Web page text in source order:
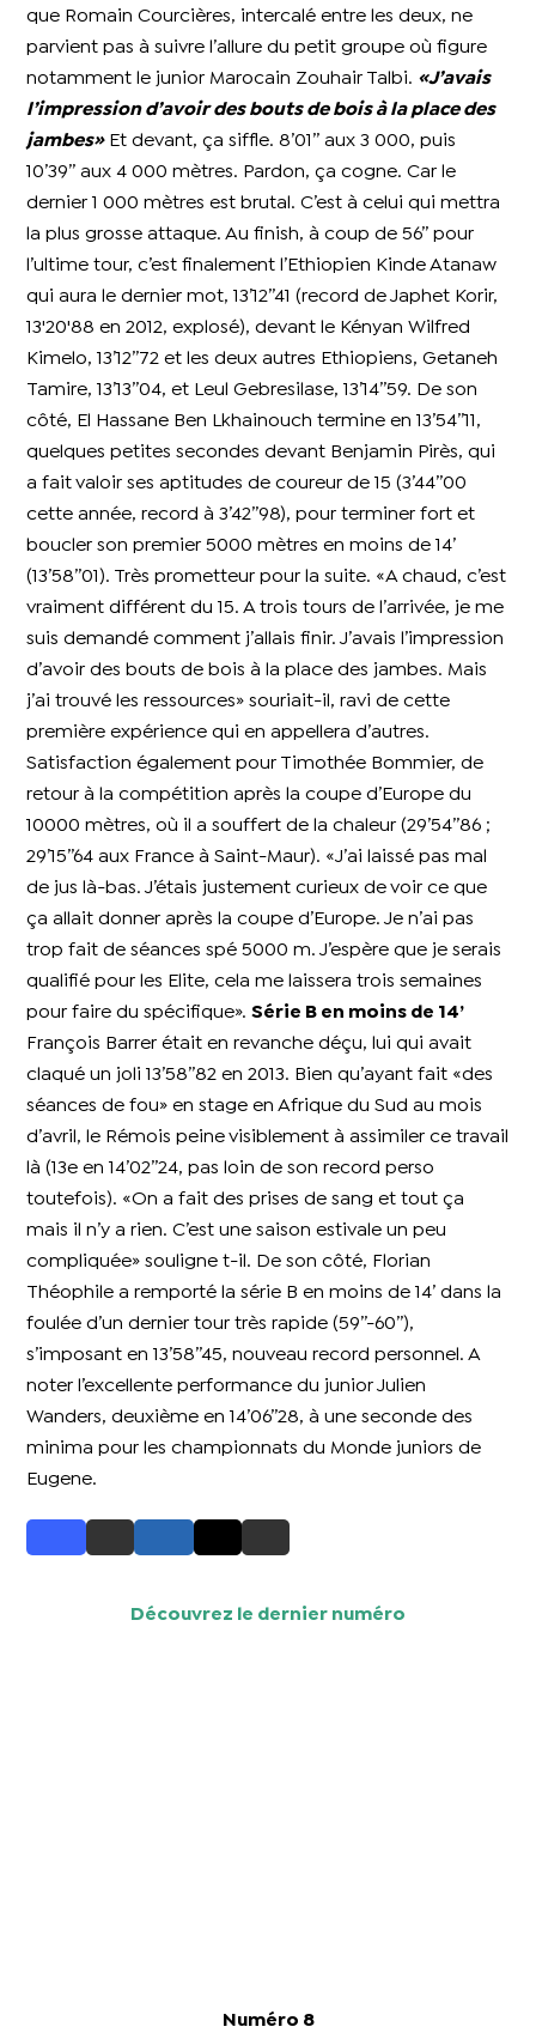
que Romain Courcières, intercalé entre les deux, ne
parvient pas à suivre l’allure du petit groupe où figure
notamment le junior Marocain Zouhair Talbi. «J’avais
l’impression d’avoir des bouts de bois à la place des
jambes»Et devant, ça siffle. 8’01’’ aux 3 000, puis
10’39’’ aux 4 000 mètres. Pardon, ça cogne. Car le
dernier 1 000 mètres est brutal. C’est à celui qui mettra
la plus grosse attaque. Au finish, à coup de 56’’ pour
l’ultime tour, c’est finalement l’Ethiopien Kinde Atanaw
qui aura le dernier mot, 13’12’’41 (record de Japhet Korir,
13'20'88 en 2012, explosé), devant le Kényan Wilfred
Kimelo, 13’12’’72 et les deux autres Ethiopiens, Getaneh
Tamire, 13’13’’04, et Leul Gebresilase, 13’14’’59. De son
côté, El Hassane Ben Lkhainouch termine en 13’54’’11,
quelques petites secondes devant Benjamin Pirès, qui
a fait valoir ses aptitudes de coureur de 15 (3’44’’00
cette année, record à 3’42’’98), pour terminer fort et
boucler son premier 5000 mètres en moins de 14’
(13’58’’01). Très prometteur pour la suite. «A chaud, c’est
vraiment différent du 15. A trois tours de l’arrivée, je me
suis demandé comment j’allais finir. J’avais l’impression
d’avoir des bouts de bois à la place des jambes. Mais
j’ai trouvé les ressources» souriait-il, ravi de cette
première expérience qui en appellera d’autres.
Satisfaction également pour Timothée Bommier, de
retour à la compétition après la coupe d’Europe du
10000 mètres, où il a souffert de la chaleur (29’54’’86 ;
29’15’’64 aux France à Saint-Maur). «J’ai laissé pas mal
de jus là-bas. J’étais justement curieux de voir ce que
ça allait donner après la coupe d’Europe. Je n’ai pas
trop fait de séances spé 5000 m. J’espère que je serais
qualifié pour les Elite, cela me laissera trois semaines
pour faire du spécifique».Série B en moins de 14’
François Barrer était en revanche déçu, lui qui avait
claqué un joli 13’58’’82 en 2013. Bien qu’ayant fait «des
séances de fou» en stage en Afrique du Sud au mois
d’avril, le Rémois peine visiblement à assimiler ce travail
là (13e en 14’02’’24, pas loin de son record perso
toutefois). «On a fait des prises de sang et tout ça
mais il n’y a rien. C’est une saison estivale un peu
compliquée» souligne t-il. De son côté, Florian
Théophile a remporté la série B en moins de 14’ dans la
foulée d’un dernier tour très rapide (59’’-60’’),
s’imposant en 13’58’’45, nouveau record personnel. A
noter l’excellente performance du junior Julien
Wanders, deuxième en 14’06’’28, à une seconde des
minima pour les championnats du Monde juniors de
Eugene.
Découvrez le dernier numéro
Numéro 8